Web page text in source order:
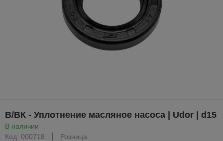
В/ВК - Уплотнение масляное насоса | Udor | d15
В наличии
Код: 000718
Розница